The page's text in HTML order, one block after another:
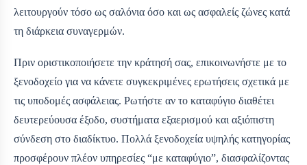
λειτουργούν τόσο ως σαλόνια όσο και ως ασφαλείς ζώνες κατά
τη διάρκεια συναγερμών.
Πριν οριστικοποιήσετε την κράτησή σας, επικοινωνήστε με το
ξενοδοχείο για να κάνετε συγκεκριμένες ερωτήσεις σχετικά με
τις υποδομές ασφάλειας. Ρωτήστε αν το καταφύγιο διαθέτει
δευτερεύουσα έξοδο, συστήματα εξαερισμού και αξιόπιστη
σύνδεση στο διαδίκτυο. Πολλά ξενοδοχεία υψηλής κατηγορίας
προσφέρουν πλέον υπηρεσίες “με καταφύγιο”, διασφαλίζοντας